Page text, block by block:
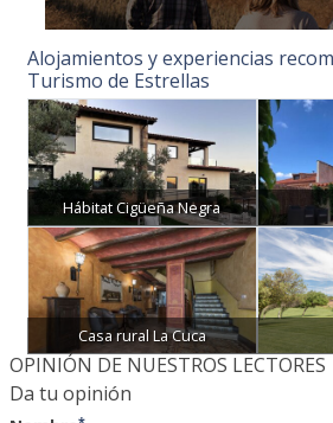
Alojamientos y experiencias
Turismo de Estrellas
Hábitat Cigüeña Negra
Casa rural La Cuca
OPINIÓN DE NUESTROS LECTORES
Da tu opinión